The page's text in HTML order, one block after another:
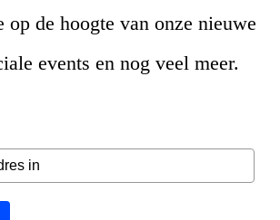
op de hoogte van onze nieuwe
events en nog veel meer.